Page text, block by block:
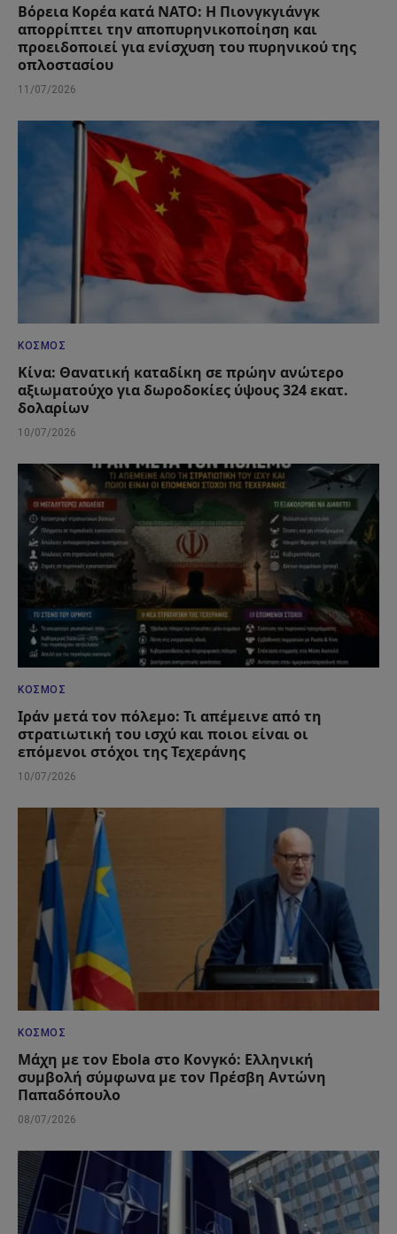
Βόρεια Κορέα κατά ΝΑΤΟ: Η Πιονγκγιάνγκ
απορρίπτει την αποπυρηνικοποίηση και
προειδοποιεί για ενίσχυση του πυρηνικού της
οπλοστασίου
11/07/2026
ΚΌΣΜΟΣ
Κίνα: Θανατική καταδίκη σε πρώην ανώτερο
αξιωματούχο για δωροδοκίες ύψους 324 εκατ.
δολαρίων
10/07/2026
ΚΌΣΜΟΣ
Ιράν μετά τον πόλεμο: Τι απέμεινε από τη
στρατιωτική του ισχύ και ποιοι είναι οι
επόμενοι στόχοι της Τεχεράνης
10/07/2026
ΚΌΣΜΟΣ
Μάχη με τον Ebola στο Κονγκό: Ελληνική
συμβολή σύμφωνα με τον Πρέσβη Αντώνη
Παπαδόπουλο
08/07/2026